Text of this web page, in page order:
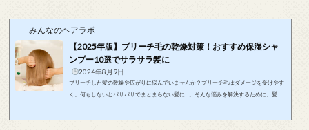
みんなのヘアラボ
【2025年版】ブリーチ毛の乾燥対策！おすすめ保湿シャ
ンプー10選でサラサラ髪に
2024年8月9日
ブリーチした髪の乾燥や広がりに悩んでいませんか？ブリーチ毛はダメージを受けやす
く、何もしないとパサパサでまとまらない髪に…。そんな悩みを解決するために、髪を